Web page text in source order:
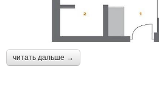
читать дальше →